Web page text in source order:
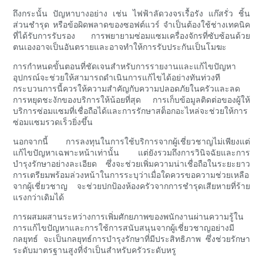
ถึงกระนั้น ปัญหาบางอย่าง เช่น ไฟฟ้าลัดวงจรเรื้อรัง แก๊สรั่ว ชิ้น
ส่วนชำรุด หรือข้อผิดพลาดของซอฟต์แวร์ จำเป็นต้องใช้ช่างเทคนิค
ที่ได้รับการรับรอง การพยายามซ่อมแซมเครื่องจักรที่ซับซ้อนด้วย
ตนเองอาจเป็นอันตรายและอาจทำให้การรับประกันเป็นโมฆะ
การกำหนดขั้นตอนที่ชัดเจนสำหรับการรายงานและแก้ไขปัญหา
อุปกรณ์จะช่วยให้สามารถดำเนินการแก้ไขได้อย่างทันท่วงที
กระบวนการนี้ควรให้ความสำคัญกับความปลอดภัยในครัวและลด
การหยุดชะงักของบริการให้น้อยที่สุด การเก็บข้อมูลติดต่อของผู้ให้
บริการซ่อมแซมที่เชื่อถือได้และการรักษาสต็อกอะไหล่จะช่วยให้การ
ซ่อมแซมรวดเร็วยิ่งขึ้น
นอกจากนี้ การลงทุนในการใช้บริการจากผู้เชี่ยวชาญไม่เพียงแต่
แก้ไขปัญหาเฉพาะหน้าเท่านั้น แต่ยังรวมถึงการวินิจฉัยและการ
บำรุงรักษาอย่างละเอียด ซึ่งจะช่วยเพิ่มความน่าเชื่อถือในระยะยาว
การเตรียมพร้อมล่วงหน้าในการระบุว่าเมื่อใดควรขอความช่วยเหลือ
จากผู้เชี่ยวชาญ จะช่วยปกป้องห้องครัวจากการชำรุดเสียหายที่ร้าย
แรงกว่าเดิมได้
การผสมผสานระหว่างการเพิ่มศักยภาพของพนักงานผ่านความรู้ใน
การแก้ไขปัญหาและการใช้การสนับสนุนจากผู้เชี่ยวชาญอย่างมี
กลยุทธ์ จะเป็นกลยุทธ์การบำรุงรักษาที่มีประสิทธิภาพ ซึ่งช่วยรักษา
ระดับมาตรฐานสูงที่จำเป็นสำหรับครัวระดับหรู